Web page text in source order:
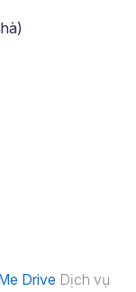
Drive Dịch vụ